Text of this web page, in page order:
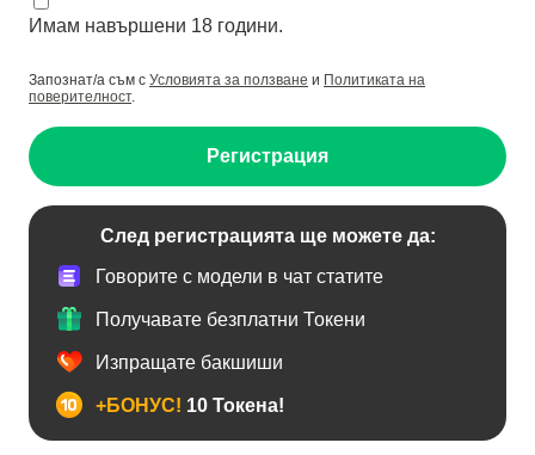
Имам навършени 18 години.
Запознат/а съм с Условията за ползване и Политиката на
поверителност.
Регистрация
След регистрацията ще можете да:
Говорите с модели в чат статите
Получавате безплатни Токени
Изпращате бакшиши
+БОНУС! 10 Токена!